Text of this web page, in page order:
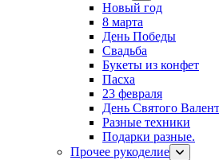
Новый год
8 марта
День Победы
Свадьба
Букеты из конфет
Пасха
23 февраля
День Святого
Разные техники
Подарки разные.
Прочее рукоделие